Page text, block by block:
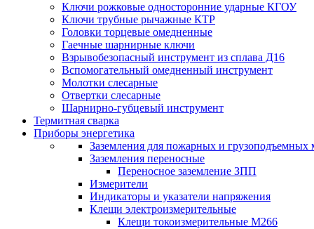
Ключи рожковые односторонние ударные КГОУ
Ключи трубные рычажные КТР
Головки торцевые омедненные
Гаечные шарнирные ключи
Взрывобезопасный инструмент из сплава Д16
Вспомогательный омедненный инструмент
Молотки слесарные
Отвертки слесарные
Шарнирно-губцевый инструмент
Термитная сварка
Приборы энергетика
Заземления для пожарных и грузоподъемных
Заземления переносные
Переносное заземление ЗПП
Измерители
Индикаторы и указатели напряжения
Клещи электроизмерительные
Клещи токоизмерительные М266